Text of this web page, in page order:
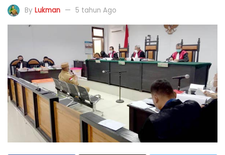
By Lukman 5 tahun Ago